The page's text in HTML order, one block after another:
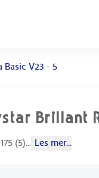
Basic V23 - 5
Brillant
(5) Les mer...